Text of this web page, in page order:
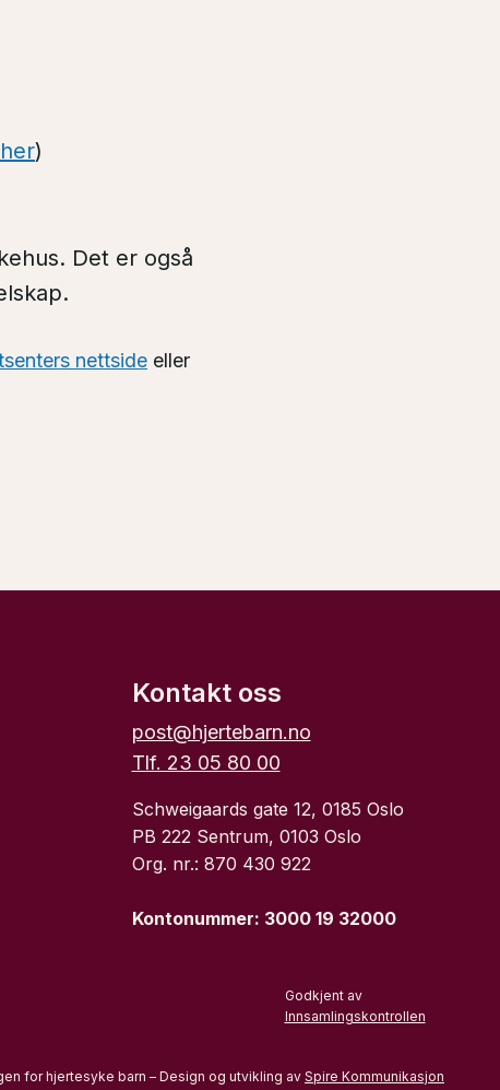
her)
Det er også
nettside eller
Kontakt oss
post@hjertebarn.no
Tlf. 23 05 80 00
Schweigaards gate 12, 0185 Oslo
PB 222 Sentrum, 0103 Oslo
Org. nr.: 870 430 922
Kontonummer: 3000 19 32000
Godkjent av
Innsamlingskontrollen
for hjertesyke barn – Design og utvikling avSpire Kommunikasjon